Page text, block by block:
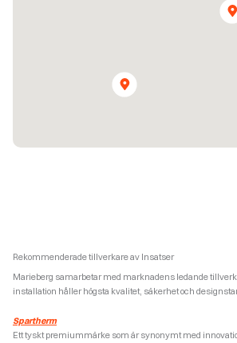
Rekommenderade tillverkare av Insatser
Marieberg samarbetar med marknadens ledande
installation håller högsta kvalitet, säkerhet och
Spartherm
Ett tyskt premiummärke som är synonymt med